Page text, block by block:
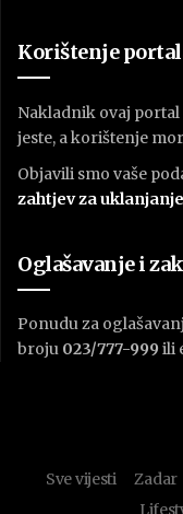
Korištenje
Nakladnik ovaj
jeste, a korištenje
Objavili smo vaše
zahtjev za
Oglašavanje i
Ponudu za
broju 023/777-999 ili
Sve vijesti Zadar